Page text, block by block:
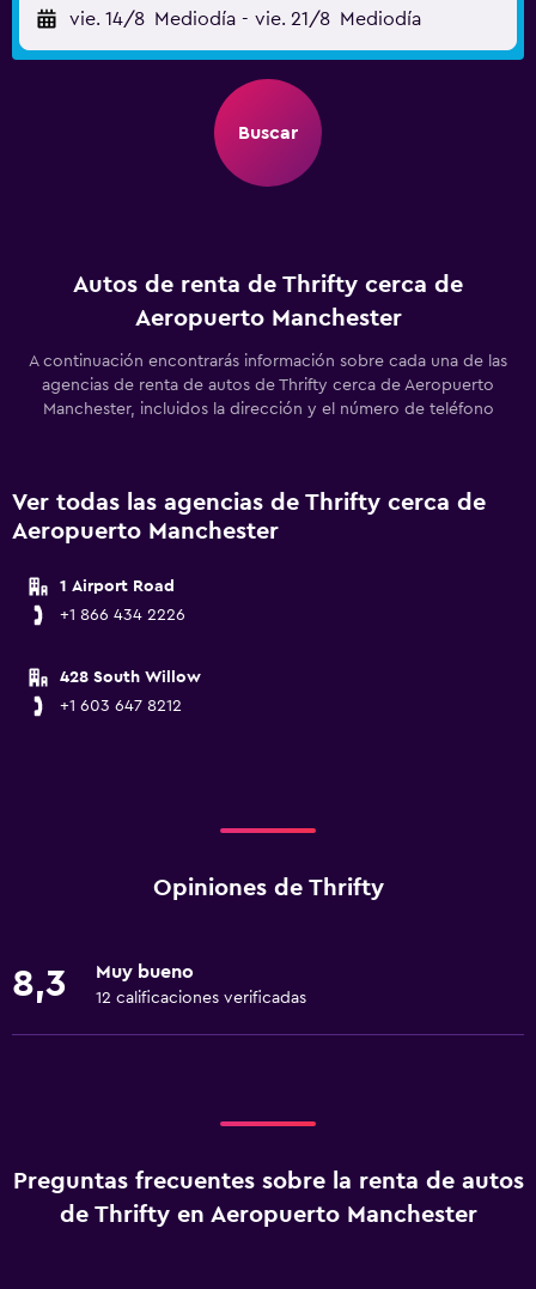
vie. 14/8 Mediodía - vie. 21/8 Mediodía
Buscar
Autos de renta de Thrifty cerca de
Aeropuerto Manchester
A continuación encontrarás información sobre cada una de las
agencias de renta de autos de Thrifty cerca de Aeropuerto
Manchester, incluidos la dirección y el número de teléfono
Ver todas las agencias de Thrifty cerca de
Aeropuerto Manchester
1 Airport Road
+1 866 434 2226
428 South Willow
+1 603 647 8212
Opiniones de Thrifty
8,3 Muy bueno
12 calificaciones verificadas
Preguntas frecuentes sobre la renta de autos
de Thrifty en Aeropuerto Manchester